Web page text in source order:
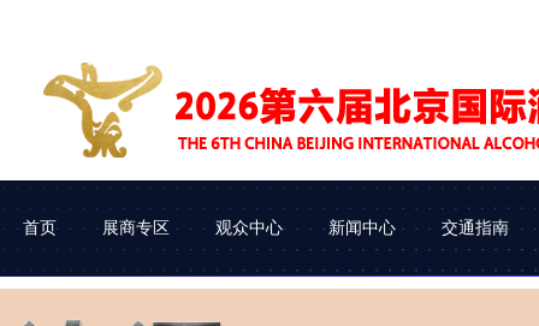
首页 展商专区 观众中心 新闻中心 交通指南